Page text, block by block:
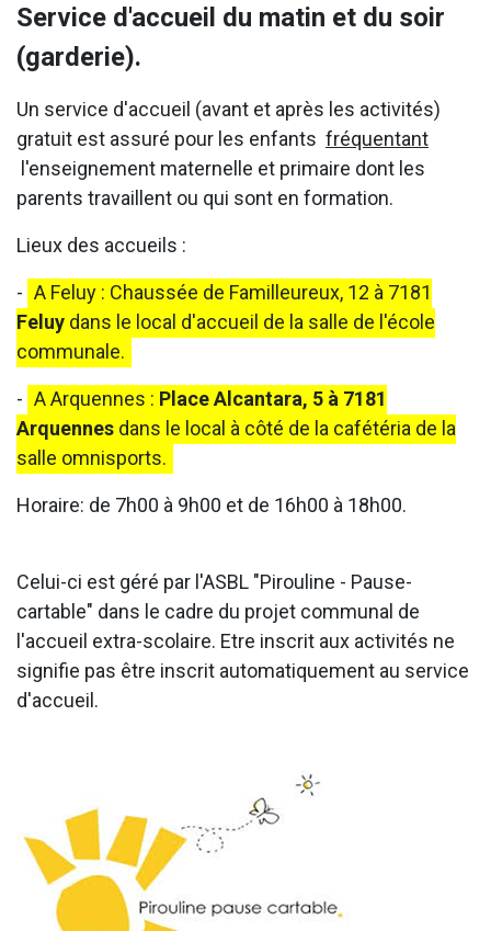
Service d'accueil du matin et du soir
(garderie).
Un service d'accueil (avant et après les activités)
gratuit est assuré pour les enfants fréquentant
l'enseignement maternelle et primaire dont les
parents travaillent ou qui sont en formation.
Lieux des accueils :
- A Feluy : Chaussée de Familleureux, 12 à 7181
Feluy dans le local d'accueil de la salle de l'école
communale.
- A Arquennes : Place Alcantara, 5 à 7181
Arquennes dans le local à côté de la cafétéria de la
salle omnisports.
Horaire: de 7h00 à 9h00 et de 16h00 à 18h00.
Celui-ci est géré par l'ASBL "Pirouline - Pause-
cartable" dans le cadre du projet communal de
l'accueil extra-scolaire. Etre inscrit aux activités ne
signifie pas être inscrit automatiquement au service
d'accueil.